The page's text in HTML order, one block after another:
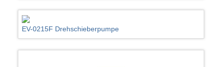
EV-0215F Drehschieberpumpe